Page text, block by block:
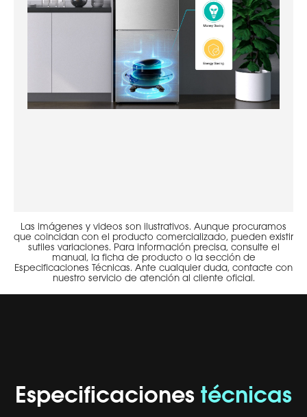
Las imágenes y videos son ilustrativos. Aunque procuramos
que coincidan con el producto comercializado, pueden existir
sutiles variaciones. Para información precisa, consulte el
manual, la ficha de producto o la sección de
Especificaciones Técnicas. Ante cualquier duda, contacte con
nuestro servicio de atención al cliente oficial.
Especificaciones técnicas